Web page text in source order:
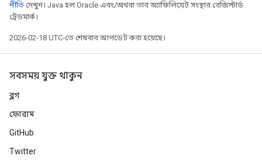
নীতি দেখুন। Java হল Oracle এবং/অথবা তার অ্যাফিলিয়েট সংস্থার রেজিস্টার্ড
ট্রেডমার্ক।
2026-02-18 UTC-তে শেষবার আপডেট করা হয়েছে।
সবসময় যুক্ত থাকুন
ব্লগ
ফোরাম
GitHub
Twitter